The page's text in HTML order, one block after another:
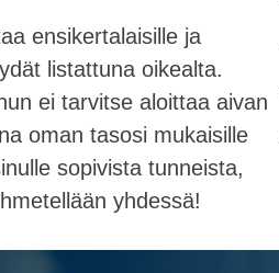
ensikertalaisille ja
listattuna oikealta.
ei tarvitse aloittaa aivan
oman tasosi mukaisille
sopivista tunneista,
yhdessä!